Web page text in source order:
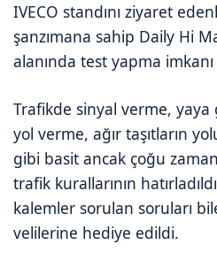
IVECO standını ziyaret
şanzımana sahip Daily Hi
alanında test yapma
Trafikde sinyal verme,
yol verme, ağır taşıtların
gibi basit ancak çoğu
trafik kurallarının
kalemler sorulan soruları
velilerine hediye edildi.